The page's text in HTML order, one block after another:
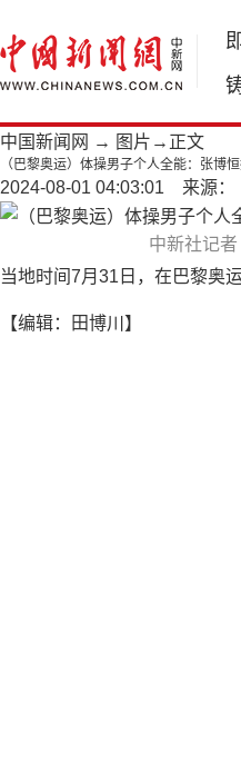
中国新闻网 → 图片 →正文
（巴黎奥运）体操男子个人全能：张博
2024-08-01 04:03:01 来源：
中新社记
当地时间7月31日，在巴黎奥
【编辑：田博川】